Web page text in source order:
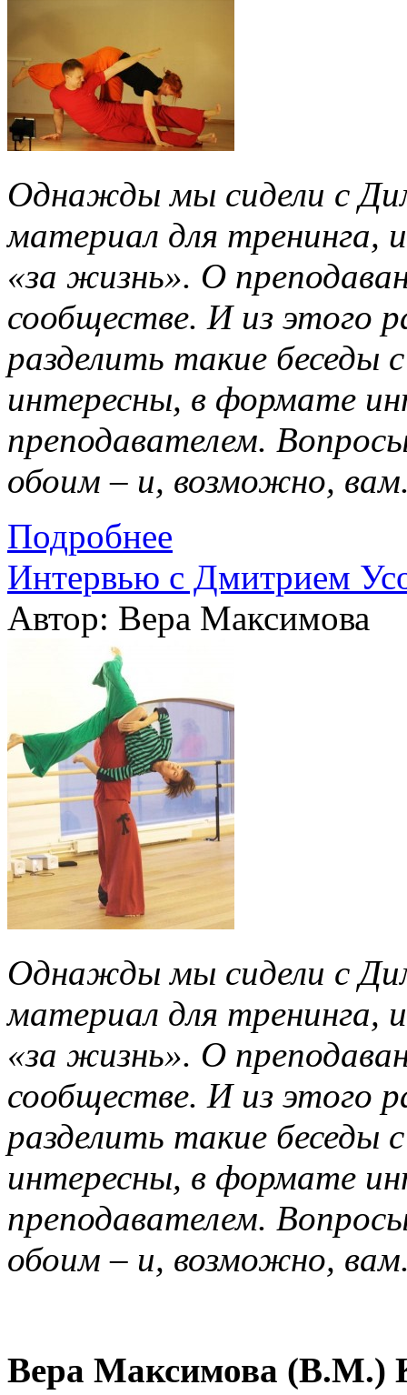
Однажды мы сидели с
материал для тренинга,
«за жизнь». О
сообществе. И из этого
разделить такие
интересны, в формате
преподавателем.
обоим – и, возможно,
Подробнее
Интервью с Дмитрием
Автор: Вера Максимова
Однажды мы сидели с
материал для тренинга,
«за жизнь». О
сообществе. И из этого
разделить такие
интересны, в формате
преподавателем.
обоим – и, возможно,
Вера Максимова (В.М.)